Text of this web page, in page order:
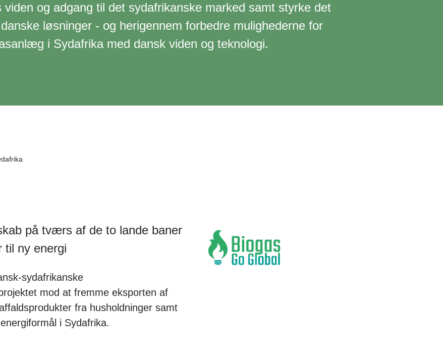
og adgang til det sydafrikanske marked samt styrke det
løsninger - og herigennem forbedre mulighederne for
i Sydafrika med dansk viden og teknologi.
på tværs af de to lande baner
til ny energi
sydafrikanske
mod at fremme eksporten af
fra husholdninger samt
i Sydafrika.